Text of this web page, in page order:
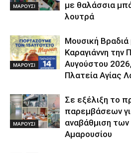
ΜΑΡΟΥΣΙ
με θαλάσσια
λουτρά
ΜΑΡΟΥΣΙ
Μουσική Βραδιά
Καραγιάννη την
Αυγούστου
Πλατεία Αγίας
ΜΑΡΟΥΣΙ
Σε εξέλιξη το
παρεμβάσεων
αναβάθμιση
Αμαρουσίου